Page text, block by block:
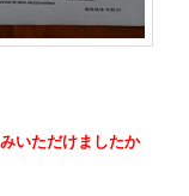
いただけましたか